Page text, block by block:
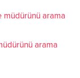
arama